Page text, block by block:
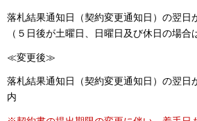
落札結果通知日（契約変更通知日）の翌日
（５日後が土曜日、日曜日及び休日の場合
≪変更後≫
落札結果通知日（契約変更通知日）の翌日
内